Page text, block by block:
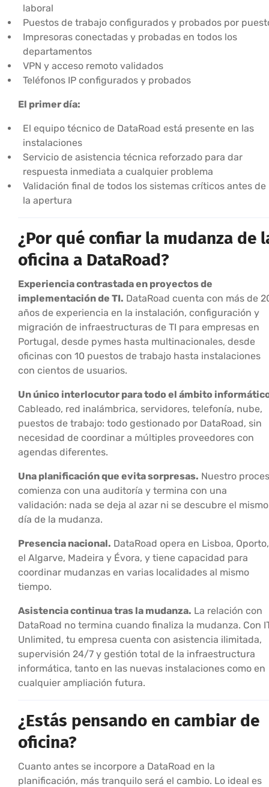
laboral
Puestos de trabajo configurados y probados por
Impresoras conectadas y probadas en todos los
departamentos
VPN y acceso remoto validados
Teléfonos IP configurados y probados
El primer día:
El equipo técnico de DataRoad está presente en las
instalaciones
Servicio de asistencia técnica reforzado para dar
respuesta inmediata a cualquier problema
Validación final de todos los sistemas críticos antes de
la apertura
¿Por qué confiar la mudanza de
oficina a DataRoad?
Experiencia contrastada en proyectos de
implementación de TI. DataRoad cuenta con más de
años de experiencia en la instalación, configuración y
migración de infraestructuras de TI para empresas en
Portugal, desde pymes hasta multinacionales, desde
oficinas con 10 puestos de trabajo hasta instalaciones
con cientos de usuarios.
Un único interlocutor para todo el ámbito
Cableado, red inalámbrica, servidores, telefonía, nube,
puestos de trabajo: todo gestionado por DataRoad, sin
necesidad de coordinar a múltiples proveedores con
agendas diferentes.
Una planificación que evita sorpresas. Nuestro
comienza con una auditoría y termina con una
validación: nada se deja al azar ni se descubre el mismo
día de la mudanza.
Presencia nacional. DataRoad opera en Lisboa, Oporto,
el Algarve, Madeira y Évora, y tiene capacidad para
coordinar mudanzas en varias localidades al mismo
tiempo.
Asistencia continua tras la mudanza. La relación con
DataRoad no termina cuando finaliza la mudanza. Con
Unlimited, tu empresa cuenta con asistencia ilimitada,
supervisión 24/7 y gestión total de la infraestructura
informática, tanto en las nuevas instalaciones como en
cualquier ampliación futura.
¿Estás pensando en cambiar de
oficina?
Cuanto antes se incorpore a DataRoad en la
planificación, más tranquilo será el cambio. Lo ideal es